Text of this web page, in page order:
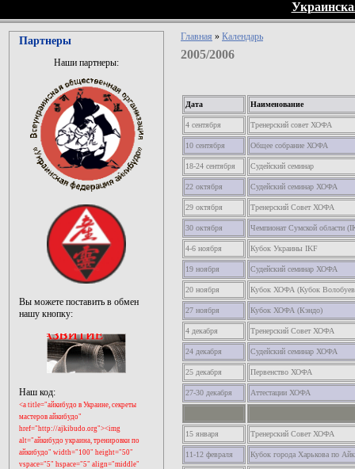
Партнеры
Наши партнеры:
Вы можете поставить в обмен
нашу кнопку:
Наш код:
<a title="айкибудо в Украине, секреты
мастеров айкибудо"
href="http://ajkibudo.org"><img
alt="айкибудо украина, тренировки по
айкибудо" width="100" height="50"
vspace="5" hspace="5" align="middle"
Главная » Календарь
2005/2006
Дата Наименование
4 сентября Тренерский совет ХОФА
10 сентября Общее собрание ХОФА
18-24 сентября Судейский семинар
22 октября Судейский семинар ХОФА
29 октября Тренерский Совет ХОФА
30 октября Чемпионат Сумской области
4-6 ноября Кубок Украины IKF
19 ноября Судейский семинар ХОФА
20 ноября Кубок ХОФА (Кубок
27 ноября Кубок ХОФА (Кэндо)
4 декабря Тренерский Совет ХОФА
24 декабря Судейский семинар ХОФА
25 декабря Первенство ХОФА
27-30 декабря Аттестации ХОФА
15 января Тренерский Совет ХОФА
11-12 февраля Кубок города Харькова по